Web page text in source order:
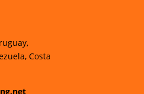
Costa